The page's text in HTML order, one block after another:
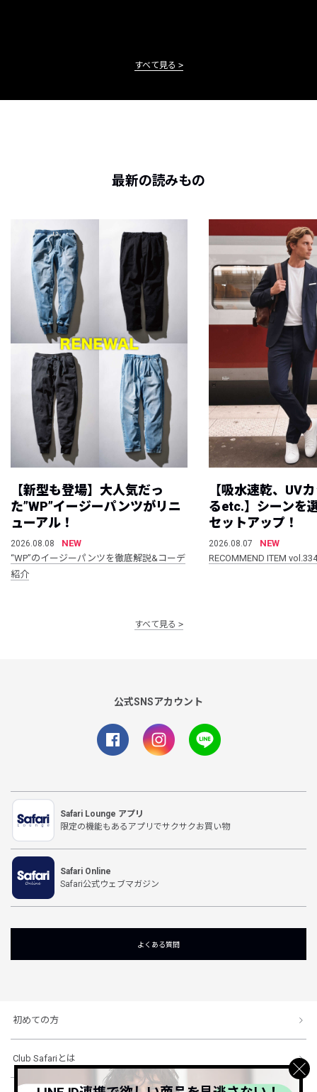
すべて見る
最新の読みもの
【新型も登場】大人気だっ
た”WP”イージーパンツがリニ
ューアル！
2026.08.08
NEW
“WP”のイージーパンツを徹底解説&コーデ
紹介
【吸水速乾、UV
るetc.】シーンを
セットアップ！
2026.08.07
NEW
RECOMMEND ITEM vol.334
すべて見る
公式SNSアカウント
Safari Lounge アプリ
限定の機能もあるアプリでサクサクお買い物
Safari Online
Safari公式ウェブマガジン
よくある質問
初めての方
Club Safariとは